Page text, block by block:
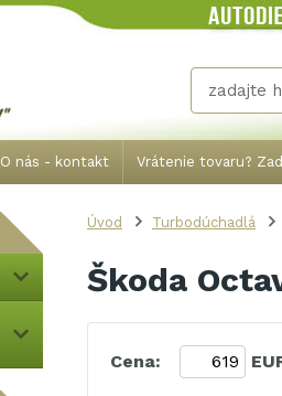
O nás - kontakt Vrátenie tovaru?
Úvod Turbodúchadlá
Škoda
Cena: